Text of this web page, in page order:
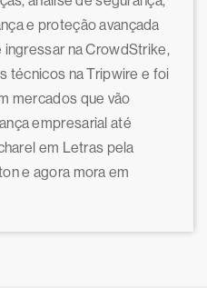
e proteção avançada
na CrowdStrike,
técnicos na Tripwire e foi
mercados que vão
empresarial até
em Letras pela
e agora mora em